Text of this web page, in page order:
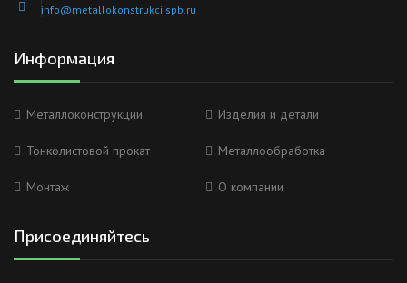
info@metallokonstrukciispb.ru
Информация
Металлоконструкции Изделия и детали
Тонколистовой прокат Металлообработка
Монтаж О компании
Присоединяйтесь